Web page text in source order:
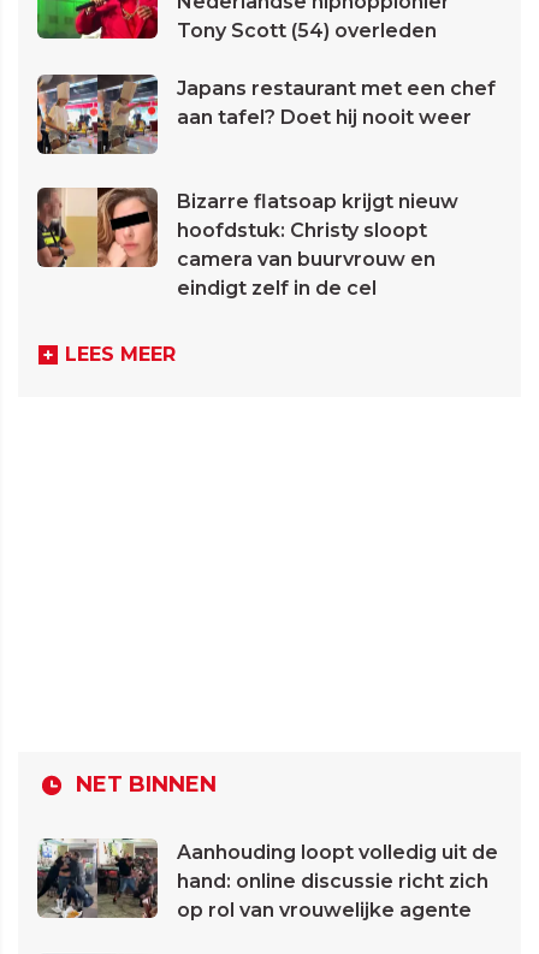
Tony Scott (54) overleden
Japans restaurant met een chef
aan tafel? Doet hij nooit weer
Bizarre flatsoap krijgt nieuw
hoofdstuk: Christy sloopt
camera van buurvrouw en
eindigt zelf in de cel
LEES MEER
NET BINNEN
Aanhouding loopt volledig uit de
hand: online discussie richt zich
op rol van vrouwelijke agente